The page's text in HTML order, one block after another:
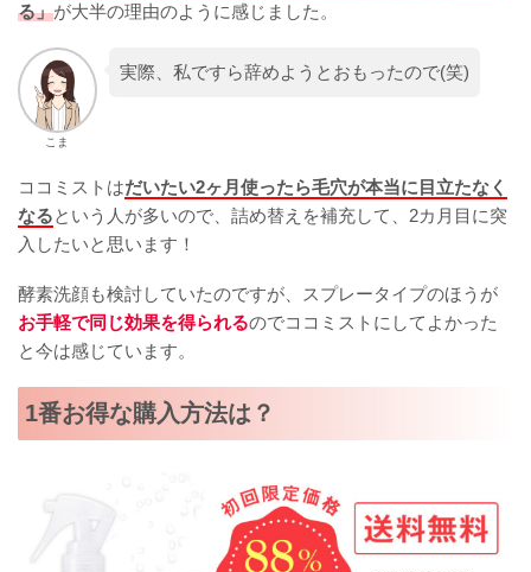
る」が大半の理由のように感じました。
こま
実際、私ですら辞めようとおもったので(笑)
ココミストはだいたい2ヶ月使ったら毛穴が本当に目立たなく
なるという人が多いので、詰め替えを補充して、2カ月目に突
入したいと思います！
酵素洗顔も検討していたのですが、スプレータイプのほうが
お手軽で同じ効果を得られるのでココミストにしてよかった
と今は感じています。
1番お得な購入方法は？